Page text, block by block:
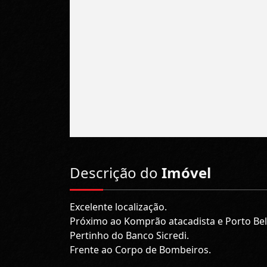
Descrição do Imóvel
Excelente localização.
Próximo ao Komprão atacadista e Porto
Pertinho do Banco Sicredi.
Frente ao Corpo de Bombeiros.